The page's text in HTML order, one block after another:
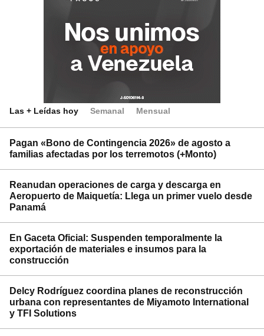
Las + Leídas hoy Semanal Mensual
Pagan «Bono de Contingencia 2026» de agosto a
familias afectadas por los terremotos (+Monto)
Reanudan operaciones de carga y descarga en
Aeropuerto de Maiquetía: Llega un primer vuelo desde
Panamá
En Gaceta Oficial: Suspenden temporalmente la
exportación de materiales e insumos para la
construcción
Delcy Rodríguez coordina planes de reconstrucción
urbana con representantes de Miyamoto International
y TFI Solutions